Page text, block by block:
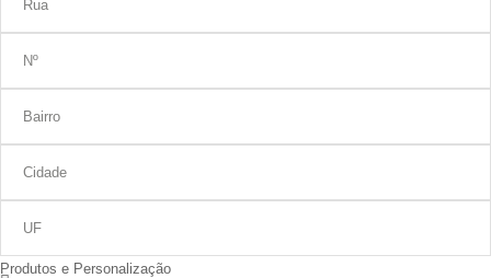
Produtos e Personalização